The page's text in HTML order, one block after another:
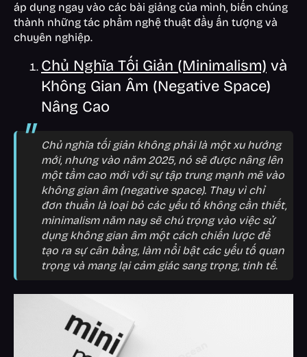
áp dụng ngay vào các bài giảng của mình, biến chúng
thành những tác phẩm nghệ thuật đầy ấn tượng và
chuyên nghiệp.
Chủ Nghĩa Tối Giản (Minimalism) và
Không Gian Âm (Negative Space)
Nâng Cao
Chủ nghĩa tối giản không phải là một xu hướng
mới, nhưng vào năm 2025, nó sẽ được nâng lên
một tầm cao mới với sự tập trung mạnh mẽ vào
không gian âm (negative space). Thay vì chỉ
đơn thuần là loại bỏ các yếu tố không cần thiết,
minimalism năm nay sẽ chú trọng vào việc sử
dụng không gian âm một cách chiến lược để
tạo ra sự cân bằng, làm nổi bật các yếu tố quan
trọng và mang lại cảm giác sang trọng, tinh tế.